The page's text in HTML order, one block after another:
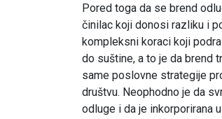
Pored toga da se brend
činilac koji donosi razliku i
kompleksni koraci koji
do suštine, a to je da brend
same poslovne strategije
društvu. Neophodno je da
odluge i da je inkorporirana